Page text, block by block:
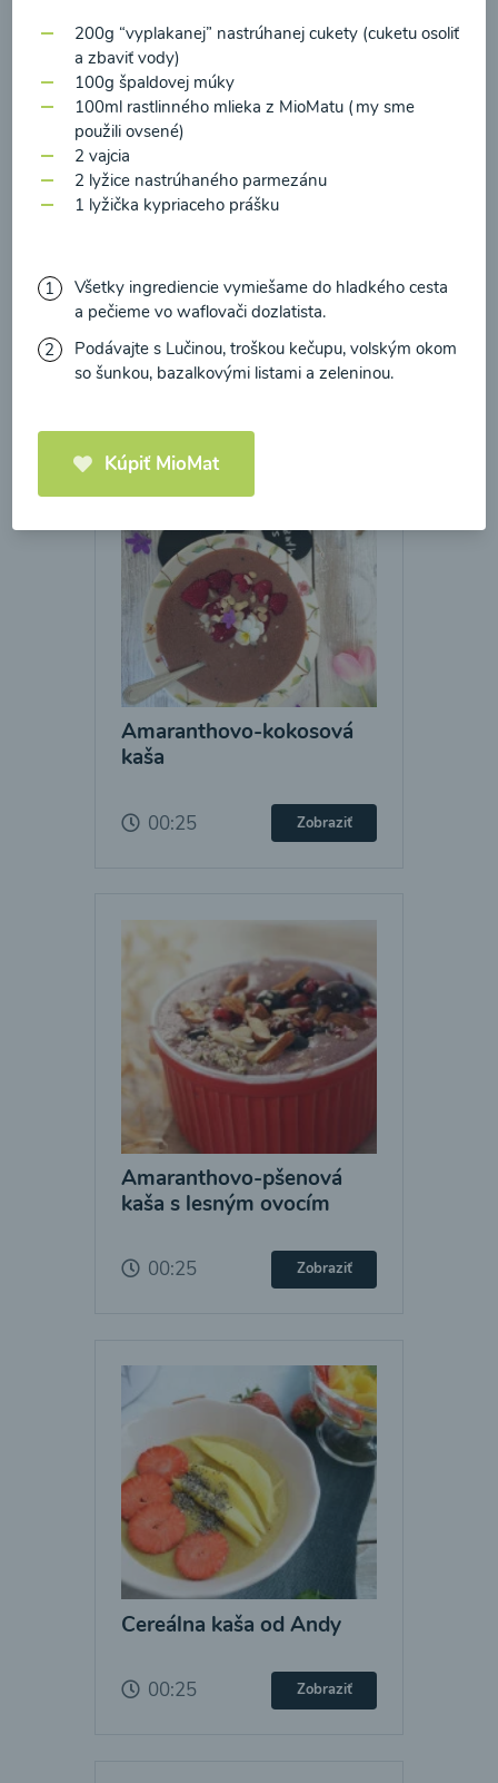
Brokolicové cappuccino
Načítať ďalšie
Amaranthovo-kokosová
kaša
00:25 Zobraziť
Amaranthovo-pšenová
kaša s lesným ovocím
00:25 Zobraziť
Cereálna kaša od Andy
00:25 Zobraziť
200g “vyplakanej” nastrúhanej cukety (cuketu osoliť
a zbaviť vody)
100g špaldovej múky
100ml rastlinného mlieka z MioMatu (my sme
použili ovsené)
2 vajcia
2 lyžice nastrúhaného parmezánu
1 lyžička kypriaceho prášku
Všetky ingrediencie vymiešame do hladkého cesta
a pečieme vo waflovači dozlatista.
Podávajte s Lučinou, troškou kečupu, volským okom
so šunkou, bazalkovými listami a zeleninou.
Kúpiť MioMat
prečítal(a)informácie o Ochrane osobných
údajov a súhlasím s nimi.
Súhlasím